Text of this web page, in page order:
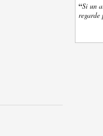
“Si un
regarde